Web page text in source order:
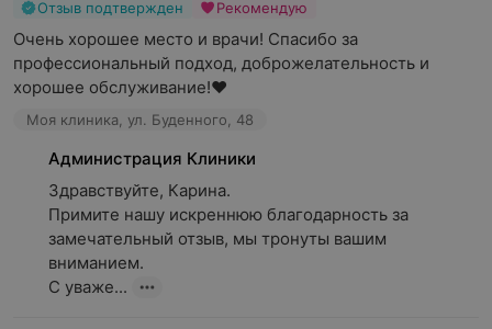
Отзыв подтвержден Рекомендую
Очень хорошее место и врачи! Спасибо за
профессиональный подход, доброжелательность и
хорошее обслуживание!❤️
Моя клиника, ул. Буденного, 48
Администрация Клиники
Здравствуйте, Карина.
Примите нашу искреннюю благодарность за
замечательный отзыв, мы тронуты вашим
вниманием.
С уваже...